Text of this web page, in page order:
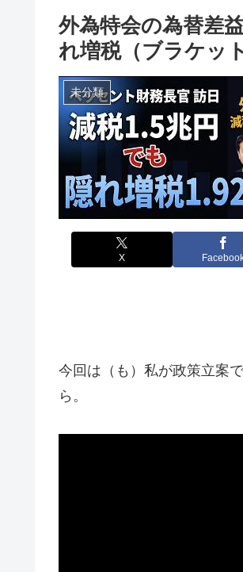
外為特会の為替差
れ増税（ブラケッ
未分類
X
今回は（も）私が政策立案
ら。